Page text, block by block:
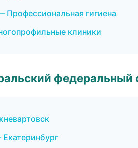
Профессиональная гигиена
клиники
федеральный